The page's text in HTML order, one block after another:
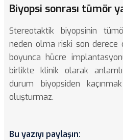
Biyopsi sonrası tümör
Stereotaktik biyopsinin
neden olma riski son derece
boyunca hücre
birlikte klinik olarak
durum biyopsiden
oluşturmaz.
Bu yazıyı paylaşın: